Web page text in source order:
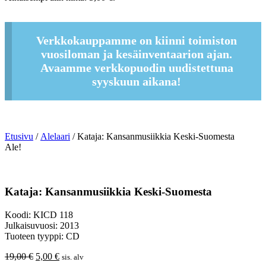
Verkkokauppamme on kiinni toimiston
vuosiloman ja kesäinventaarion ajan.
Avaamme verkkopuodin uudistettuna
syyskuun aikana!
Etusivu /Alelaari / Kataja: Kansanmusiikkia Keski-Suomesta
Ale!
Kataja: Kansanmusiikkia Keski-Suomesta
Koodi: KICD 118
Julkaisuvuosi: 2013
Tuoteen tyyppi: CD
19,00€ Alkuperäinen
5,00 €Nykyinen
sis. alv